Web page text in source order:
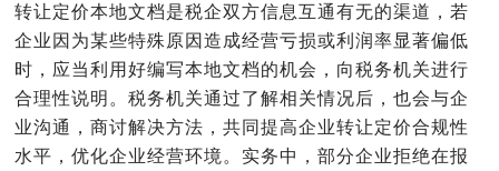
转让定价本地文档是税企双方信息互通有无的渠道，若
企业因为某些特殊原因造成经营亏损或利润率显著偏低
时，应当利用好编写本地文档的机会，向税务机关进行
合理性说明。税务机关通过了解相关情况后，也会与企
业沟通，商讨解决方法，共同提高企业转让定价合规性
水平，优化企业经营环境。实务中，部分企业拒绝在报